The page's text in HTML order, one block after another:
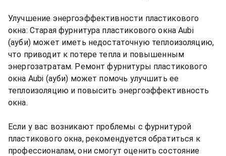
Улучшение энергоэффективности пластикового
окна: Старая фурнитура пластикового окна Aubi
(ауби) может иметь недостаточную теплоизоляцию,
что приводит к потере тепла и повышенным
энергозатратам. Ремонт фурнитуры пластикового
окна Aubi (ауби) может помочь улучшить ее
теплоизоляцию и повысить энергоэффективность
окна.
Если у вас возникают проблемы с фурнитурой
пластикового окна, рекомендуется обратиться к
профессионалам, они смогут оценить состояние